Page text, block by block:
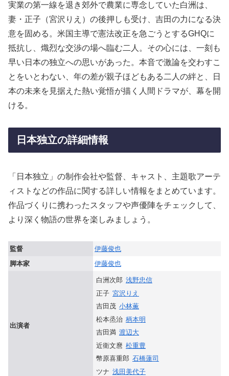
実業の第一線を退き郊外で農業に専念していた白洲は、
妻・正子（宮沢りえ）の後押しも受け、吉田の力になる決
意を固める。米国主導で憲法改正を急ごうとするGHQに
抵抗し、熾烈な交渉の場へ臨む二人。その心には、一刻も
早い日本の独立への思いがあった。本音で激論を交わすこ
とをいとわない、年の差が親子ほどもある二人の絆と、日
本の未来を見据えた熱い覚悟が描く人間ドラマが、幕を開
ける。
日本独立の詳細情報
「日本独立」の制作会社や監督、キャスト、主題歌アーテ
ィストなどの作品に関する詳しい情報をまとめています。
作品づくりに携わったスタッフや声優陣をチェックして、
より深く物語の世界を楽しみましょう。
監督
伊藤俊也
脚本家
伊藤俊也
出演者
⽩洲次郎 浅野忠信
正⼦ 宮沢りえ
吉⽥茂 小林薫
松本烝治 柄本明
吉⽥満 渡辺大
近衛⽂麿 松重豊
幣原喜重郎 石橋蓮司
ツナ 浅田美代子